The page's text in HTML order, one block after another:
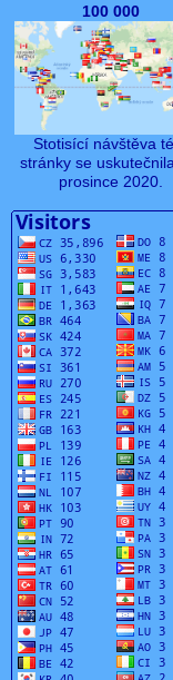
100 000
Stotisící návštěva
stránky se
prosince 2020.